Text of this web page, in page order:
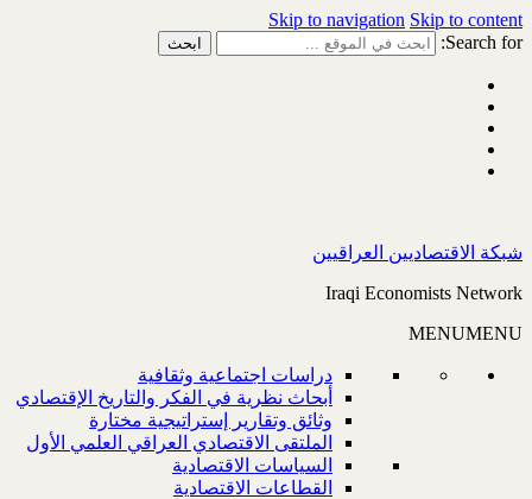
Skip to navigation Skip to content
Search for:
شبكة الاقتصاديين العراقيين
Iraqi Economists Network
MENUMENU
دراسات اجتماعية وثقافية
أبحاث نظرية في الفكر والتاريخ الإقتصادي
وثائق وتقارير إستراتيجية مختارة
الملتقى الاقتصادي العراقي العلمي الأول
السياسات الاقتصادية
القطاعات الاقتصادية